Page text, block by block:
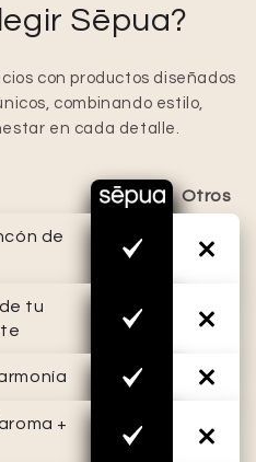
Sēpua?
con productos diseñados
combinando estilo,
en cada detalle.
Otros
de
tu
+